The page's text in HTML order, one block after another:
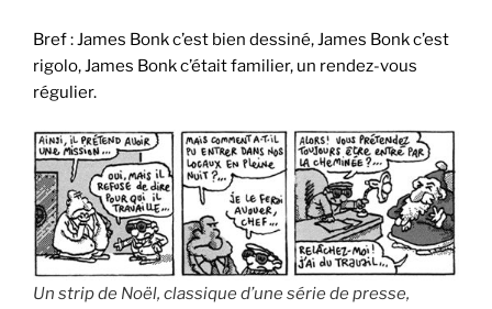
Bref : James Bonk c’est bien dessiné, James Bonk c’est
rigolo, James Bonk c’était familier, un rendez-vous
régulier.
Un strip de Noël, classique d’une série de presse,